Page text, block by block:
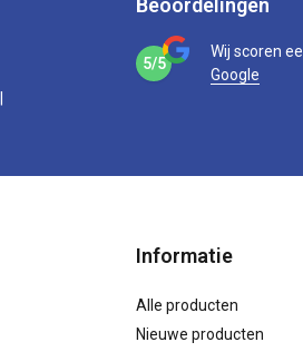
Beoordelingen
5/5
Wij scoren
Google
Informatie
Alle producten
Nieuwe producten